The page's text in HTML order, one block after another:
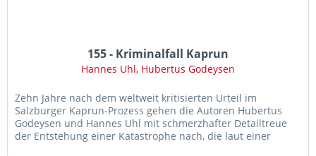
155 - Kriminalfall Kaprun
Hannes Uhl, Hubertus Godeysen
Zehn Jahre nach dem weltweit kritisierten Urteil im
Salzburger Kaprun-Prozess gehen die Autoren Hubertus
Godeysen und Hannes Uhl mit schmerzhafter Detailtreue
der Entstehung einer Katastrophe nach, die laut einer